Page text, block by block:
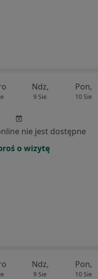
Ndz,
9 Sie
Pon,
10 Sie
nie jest dostępne
o wizytę
Ndz,
9 Sie
Pon,
10 Sie